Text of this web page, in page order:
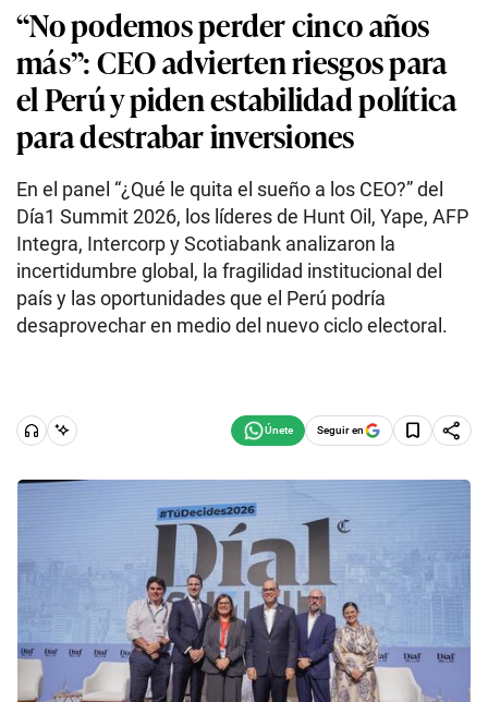
“No podemos perder cinco años
más”: CEO advierten riesgos para
el Perú y piden estabilidad política
para destrabar inversiones
En el panel “¿Qué le quita el sueño a los CEO?” del
Día1 Summit 2026, los líderes de Hunt Oil, Yape, AFP
Integra, Intercorp y Scotiabank analizaron la
incertidumbre global, la fragilidad institucional del
país y las oportunidades que el Perú podría
desaprovechar en medio del nuevo ciclo electoral.
Seguir en